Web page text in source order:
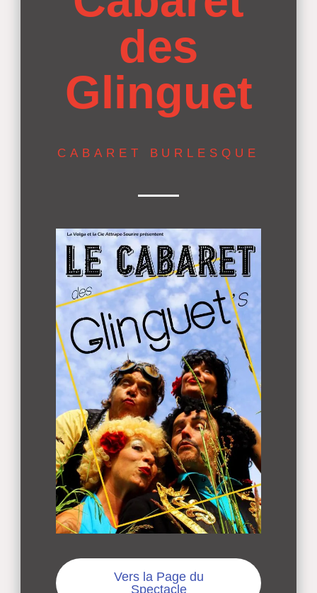
des
Glinguet
CABARET BURLESQUE
Vers la Page du
Spectacle